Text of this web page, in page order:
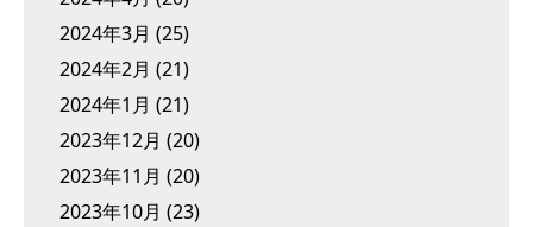
2024年3月 (25)
2024年2月 (21)
2024年1月 (21)
2023年12月 (20)
2023年11月 (20)
2023年10月 (23)